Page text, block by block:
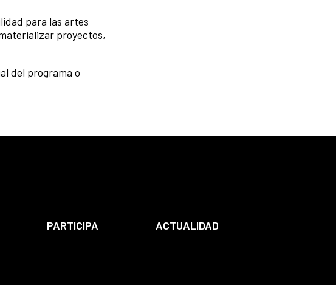
para las artes
proyectos,
del programa o
PARTICIPA
ACTUALIDAD